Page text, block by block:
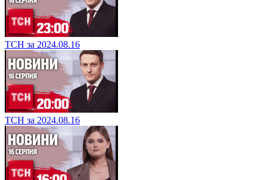
ТСН за 2024.08.16
ТСН за 2024.08.16